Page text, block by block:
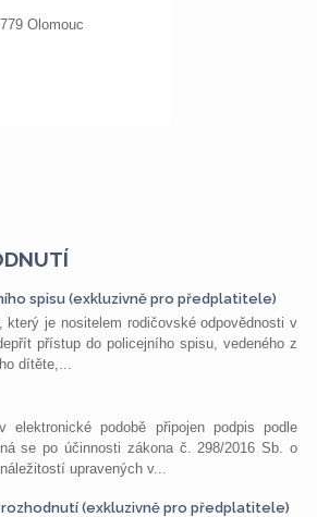
spisu (exkluzivně pro předplatitele)
který je nositelem rodičovské odpovědnosti v
přístup do policejního spisu, vedeného z
dítěte,...
podobě připojen podpis podle
se po účinnosti zákona č. 298/2016 Sb. o
upravených v...
(exkluzivně pro předplatitele)